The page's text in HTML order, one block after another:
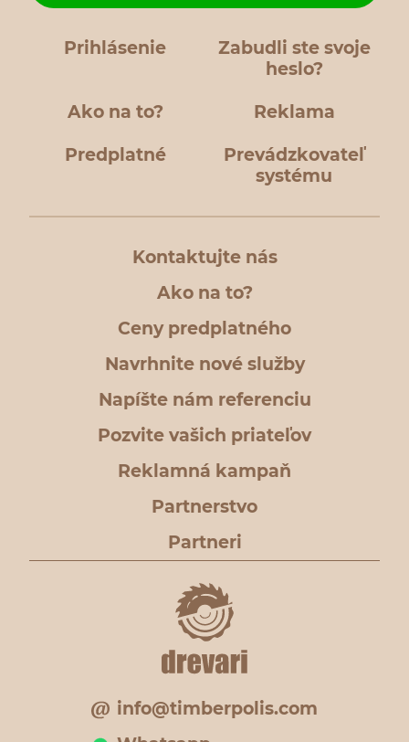
Prihlásenie
Zabudli ste svoje
heslo?
Ako na to? Reklama
Predplatné
Prevádzkovateľ
systému
Kontaktujte nás
Ako na to?
Ceny predplatného
Navrhnite nové služby
Napíšte nám referenciu
Pozvite vašich priateľov
Reklamná kampaň
Partnerstvo
Partneri
info@timberpolis.com